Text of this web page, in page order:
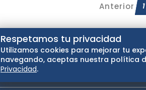
Anterior 1
Respetamos tu privacidad
Utilizamos cookies para mejorar tu
navegando, aceptas nuestra política
Privacidad.